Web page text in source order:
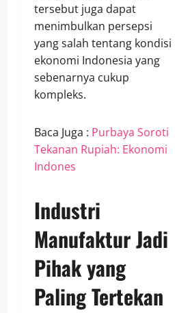
tersebut juga dapat
menimbulkan persepsi
yang salah tentang kondisi
ekonomi Indonesia yang
sebenarnya cukup
kompleks.
Baca Juga : Purbaya Soroti
Tekanan Rupiah: Ekonomi
Indones
Industri
Manufaktur Jadi
Pihak yang
Paling Tertekan